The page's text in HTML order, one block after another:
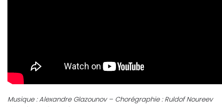
Musique : Alexandre Glazounov – Chorégraphie : Ruldof Noureev